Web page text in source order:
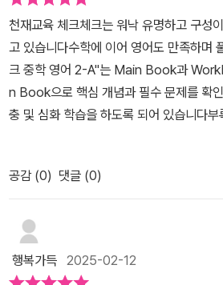
천재교육 체크체크는 워낙 유명하고 구성
고 있습니다수학에 이어 영어도 만족하며
크 중학 영어 2-A"는 Main Book과
n Book으로 핵심 개념과 필수 문제를 확
충 및 심화 학습을 하도록 되어 있습니다
듣기능력평가에 완벽 대비하며 영어 듣기
니다중학교 필수 어휘를 주제별로 정리하
고 교재 상단의 QR코드를 스캔하면 음원
법을 이해하기 쉽게 정리하여 혼자 공부하
교과서 대화문을 통해 묻고 답하며 다양한
공감 (0) 댓글 (0)
행복가득 2025-02-12